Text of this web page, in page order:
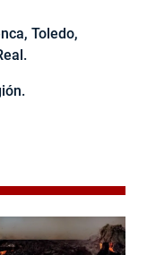
Toledo,